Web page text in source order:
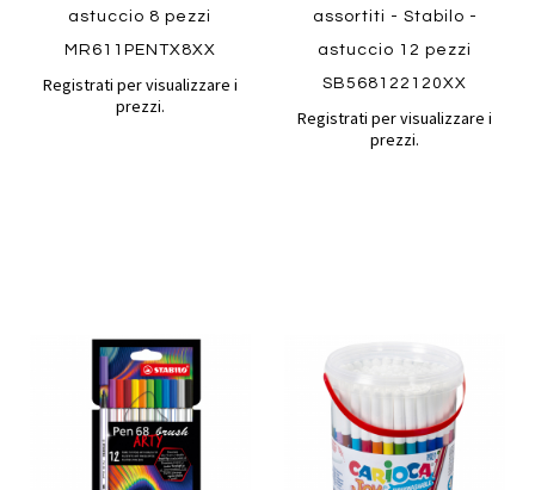
astuccio 8 pezzi
MR611PENTX8XX
Registrati per visualizzare i
prezzi.
assortiti - Stabilo -
astuccio 12 pezzi
SB568122120XX
Registrati per visualizzare i
prezzi.
Quickview
Aggiungi
preferiti
Aggiungi
preferiti